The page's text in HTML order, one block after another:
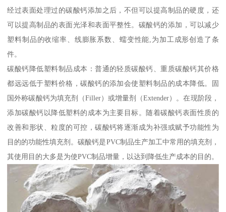
经过表面处理过的碳酸钙添加之后，不但可以提高制品的硬度，还
可以提高制品的表面光泽和表面平整性。碳酸钙的添加，可以减少
塑料制品的收缩率、线膨胀系数、蠕变性能,为加工成形创造了条
件。
碳酸钙降低塑料制品成本：普通的轻质碳酸钙、重质碳酸钙其价格
都远远低于塑料价格，碳酸钙的添加会使塑料制品的成本降低。固
国外称碳酸钙为填充剂（Filler）或增量剂（Extender）。在现阶段，
添加碳酸钙以降低塑料的成本为主要目标。随着碳酸钙表面性质的
改善和形状、粒度的可控，碳酸钙将逐渐成为补强或赋予功能性为
目的的功能性填充剂。碳酸钙是PVC制品生产加工中常用的填充剂，
其使用目的大多是为使PVC制品增量，以达到降低生产成本的目的。